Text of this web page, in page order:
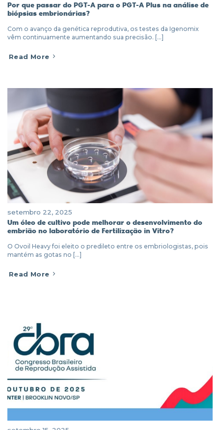
Por que passar do PGT-A para o PGT-A Plus na análise de
biópsias embrionárias?
Com o avanço da genética reprodutiva, os testes da Igenomix
vêm continuamente aumentando sua precisão. [...]
Read More
setembro 22, 2025
Um óleo de cultivo pode melhorar o desenvolvimento do
embrião no laboratório de Fertilização in Vitro?
O Ovoil Heavy foi eleito o predileto entre os embriologistas, pois
mantém as gotas no [...]
Read More